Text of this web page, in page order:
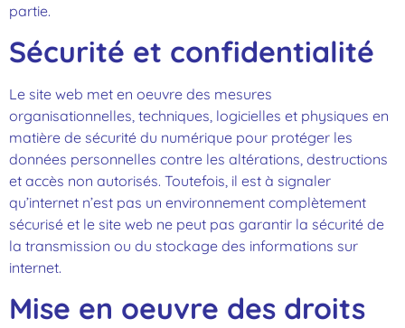
partie.
Sécurité et confidentialité
Le site web met en oeuvre des mesures
organisationnelles, techniques, logicielles et physiques en
matière de sécurité du numérique pour protéger les
données personnelles contre les altérations, destructions
et accès non autorisés. Toutefois, il est à signaler
qu’internet n’est pas un environnement complètement
sécurisé et le site web ne peut pas garantir la sécurité de
la transmission ou du stockage des informations sur
internet.
Mise en oeuvre des droits